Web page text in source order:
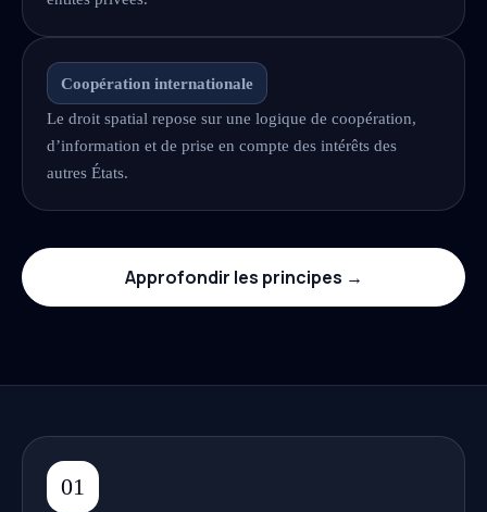
Coopération internationale
Le droit spatial repose sur une logique de coopération,
d’information et de prise en compte des intérêts des
autres États.
Approfondir les principes →
01